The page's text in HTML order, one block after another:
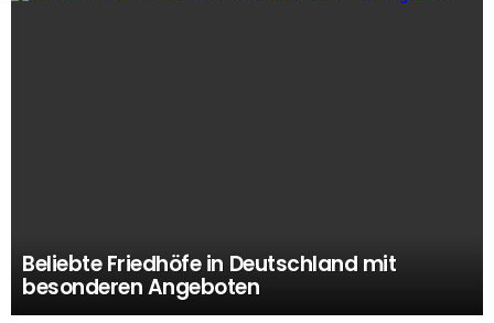
Beliebte Friedhöfe in Deutschland mit
besonderen Angeboten